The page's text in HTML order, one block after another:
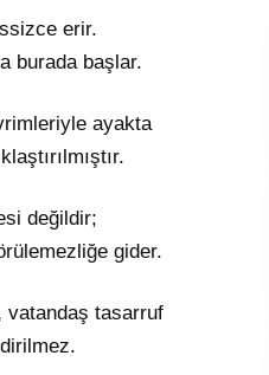
erir.
burada başlar.
ayakta
değildir;
gider.
vatandaş tasarruf